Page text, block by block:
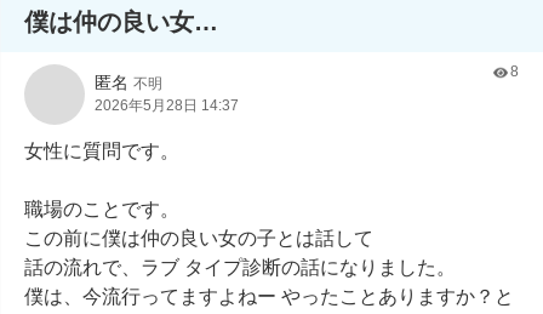
僕は仲の良い女…
匿名 不明
2026年5月28日 14:37
8
女性に質問です。
職場のことです。
この前に僕は仲の良い女の子とは話して
話の流れで、ラブ タイプ診断の話になりました。
僕は、今流行ってますよねー やったことありますか？と